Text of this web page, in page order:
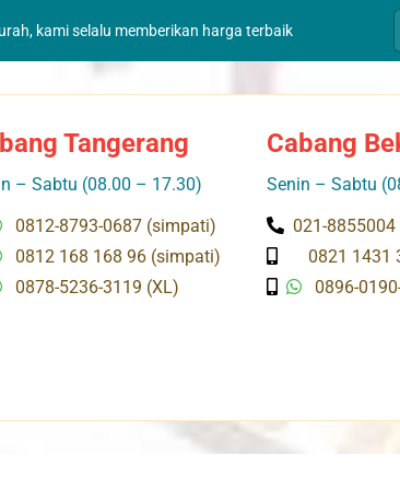
kami selalu memberikan harga terbaik
Tangerang
– Sabtu (08.00 – 17.30)
0812-8793-0687 (simpati)
0812 168 168 96 (simpati)
0878-5236-3119 (XL)
Cabang
Senin – Sabtu
021-8855004
0821 1431
0896-